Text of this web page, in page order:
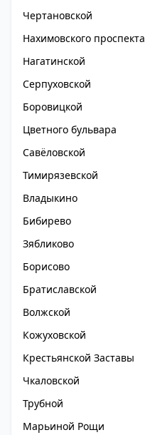
Чертановской
Нахимовского проспекта
Нагатинской
Серпуховской
Боровицкой
Цветного бульвара
Савёловской
Тимирязевской
Владыкино
Бибирево
Зябликово
Борисово
Братиславской
Волжской
Кожуховской
Крестьянской Заставы
Чкаловской
Трубной
Марьиной Рощи